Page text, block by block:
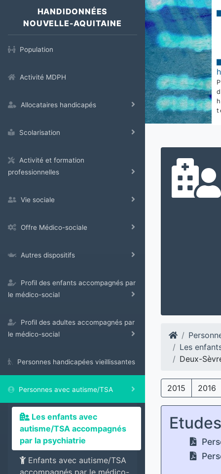
HANDIDONNÉES
NOUVELLE-AQUITAINE
Population
Activité MDPH
Allocataires handicapés
Scolarisation
Activité et formation
professionnelles
Vie sociale
Offre Médico-sociale
Autres dispositifs
Profil des enfants accompagnés par
le médico-social
Profil des adultes accompagnés par
le médico-social
Personnes handicapées vieillissantes
Personnes avec autisme/TSA
Les enfants avec
autisme/TSA accompagnés
par la psychiatrie
Enfants avec autisme/TSA
accompagnés par le médico-
Les
Deux-
2015 2016
Etudes